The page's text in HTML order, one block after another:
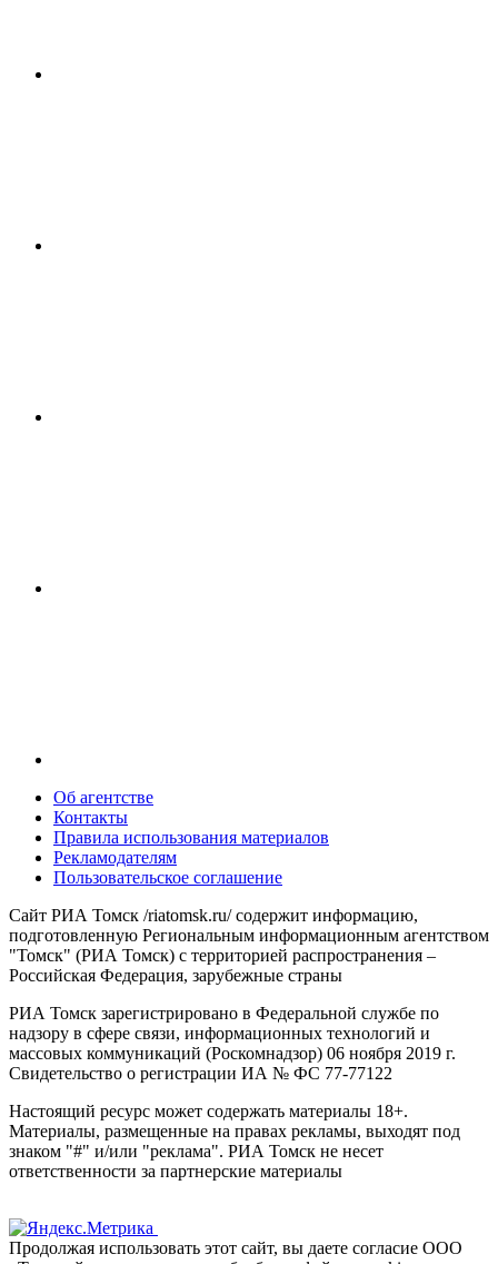
Об агентстве
Контакты
Правила использования материалов
Рекламодателям
Пользовательское соглашение
Сайт РИА Томск /riatomsk.ru/ содержит информацию,
подготовленную Региональным информационным агентством
"Томск" (РИА Томск) с территорией распространения –
Российская Федерация, зарубежные страны
РИА Томск зарегистрировано в Федеральной службе по
надзору в сфере связи, информационных технологий и
массовых коммуникаций (Роскомнадзор) 06 ноября 2019 г.
Свидетельство о регистрации ИА № ФС 77-77122
Настоящий ресурс может содержать материалы 18+.
Материалы, размещенные на правах рекламы, выходят под
знаком "#" и/или "реклама". РИА Томск не несет
ответственности за партнерские материалы
Продолжая использовать этот сайт, вы даете согласие ООО